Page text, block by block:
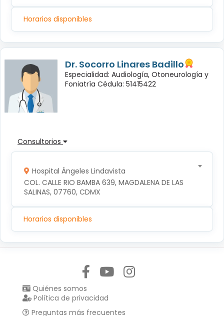
Horarios disponibles
Dr. Socorro Linares Badillo
Especialidad: Audiología, Otoneurología y
Foniatría Cédula: 51415422
Consultorios
Hospital Ángeles Lindavista
COL. CALLE RIO BAMBA 639, MAGDALENA DE LAS
SALINAS, 07760, CDMX
Horarios disponibles
Quiénes somos
Política de privacidad
Preguntas más frecuentes